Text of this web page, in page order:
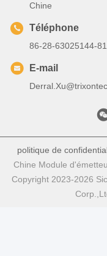
Chine
Téléphone
86-28-63025144-
E-mail
politique de
Chine Module
Copyright 2023-2026